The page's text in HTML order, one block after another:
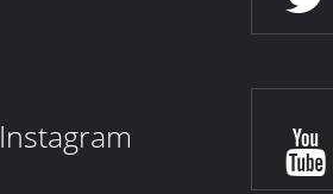
Instagram